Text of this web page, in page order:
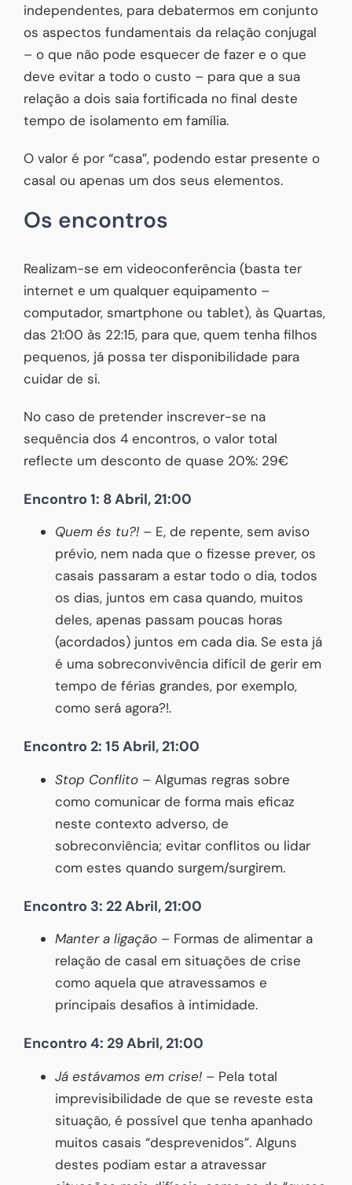
independentes, para debatermos em conjunto
os aspectos fundamentais da relação conjugal
– o que não pode esquecer de fazer e o que
deve evitar a todo o custo – para que a sua
relação a dois saia fortificada no final deste
tempo de isolamento em família.
O valor é por “casa”, podendo estar presente o
casal ou apenas um dos seus elementos.
Os encontros
Realizam-se em videoconferência (basta ter
internet e um qualquer equipamento –
computador, smartphone ou tablet), às Quartas,
das 21:00 às 22:15, para que, quem tenha filhos
pequenos, já possa ter disponibilidade para
cuidar de si.
No caso de pretender inscrever-se na
sequência dos 4 encontros, o valor total
reflecte um desconto de quase 20%: 29€
Encontro 1: 8 Abril, 21:00
Quem és tu?! – E, de repente, sem aviso
prévio, nem nada que o fizesse prever, os
casais passaram a estar todo o dia, todos
os dias, juntos em casa quando, muitos
deles, apenas passam poucas horas
(acordados) juntos em cada dia. Se esta já
é uma sobreconvivência difícil de gerir em
tempo de férias grandes, por exemplo,
como será agora?!.
Encontro 2: 15 Abril, 21:00
Stop Conflito – Algumas regras sobre
como comunicar de forma mais eficaz
neste contexto adverso, de
sobreconviência; evitar conflitos ou lidar
com estes quando surgem/surgirem.
Encontro 3: 22 Abril, 21:00
Manter a ligação – Formas de alimentar a
relação de casal em situações de crise
como aquela que atravessamos e
principais desafios à intimidade.
Encontro 4: 29 Abril, 21:00
Já estávamos em crise! – Pela total
imprevisibilidade de que se reveste esta
situação, é possível que tenha apanhado
muitos casais “desprevenidos”. Alguns
destes podiam estar a atravessar